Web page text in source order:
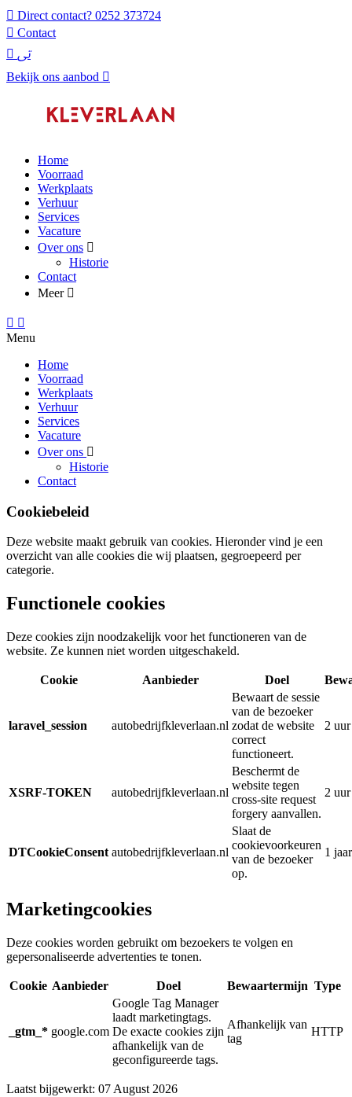
Direct contact? 0252 373724
Contact
Bekijk ons aanbod
Home
Voorraad
Werkplaats
Verhuur
Services
Vacature
Over ons
Historie
Contact
Meer
Menu
Home
Voorraad
Werkplaats
Verhuur
Services
Vacature
Over ons
Historie
Contact
Cookiebeleid
Deze website maakt gebruik van cookies. Hieronder vind je een
overzicht van alle cookies die wij plaatsen, gegroepeerd per
categorie.
Functionele cookies
Deze cookies zijn noodzakelijk voor het functioneren van de
website. Ze kunnen niet worden uitgeschakeld.
Cookie Aanbieder Doel
laravel_session autobedrijfkleverlaan.nl
Bewaart de sessie
van de bezoeker
zodat de website
correct
functioneert.
2 uur
XSRF-TOKEN autobedrijfkleverlaan.nl
Beschermt de
website tegen
cross-site request
forgery aanvallen.
2 uur
DTCookieConsent autobedrijfkleverlaan.nl
Slaat de
cookievoorkeuren
van de bezoeker
op.
1 jaar
Marketingcookies
Deze cookies worden gebruikt om bezoekers te volgen en
gepersonaliseerde advertenties te tonen.
Cookie Aanbieder Doel Bewaartermijn Type
_gtm_* google.com
Google Tag Manager
laadt marketingtags.
De exacte cookies zijn
afhankelijk van de
geconfigureerde tags.
Afhankelijk van
tag
HTTP
Laatst bijgewerkt: 07 August 2026